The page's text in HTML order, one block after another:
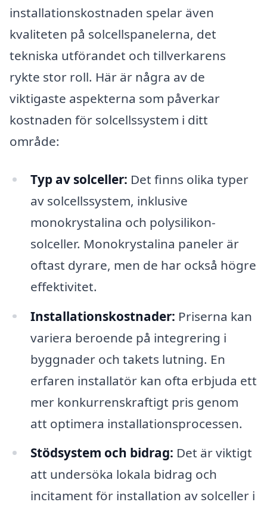
installationskostnaden spelar även
kvaliteten på solcellspanelerna, det
tekniska utförandet och tillverkarens
rykte stor roll. Här är några av de
viktigaste aspekterna som påverkar
kostnaden för solcellssystem i ditt
område:
Typ av solceller: Det finns olika typer
av solcellssystem, inklusive
monokrystalina och polysilikon-
solceller. Monokrystalina paneler är
oftast dyrare, men de har också högre
effektivitet.
Installationskostnader: Priserna kan
variera beroende på integrering i
byggnader och takets lutning. En
erfaren installatör kan ofta erbjuda ett
mer konkurrenskraftigt pris genom
att optimera installationsprocessen.
Stödsystem och bidrag: Det är viktigt
att undersöka lokala bidrag och
incitament för installation av solceller i